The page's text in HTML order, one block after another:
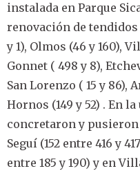
instalada en Parque
renovación de
y 1), Olmos (46 y 160),
Gonnet ( 498 y 8),
San Lorenzo ( 15 y 86),
Hornos (149 y 52) . En
concretaron y
Seguí (152 entre 416 y
entre 185 y 190) y en